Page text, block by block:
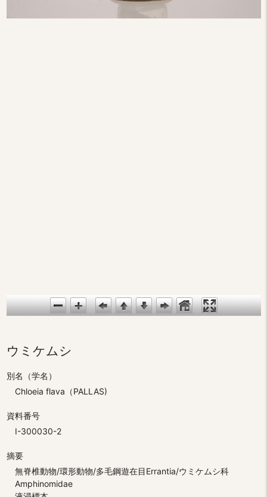
ウミケムシ
別名（学名）
Chloeia flava（PALLAS)
資料番号
I-300030-2
摘要
無脊椎動物/環形動物/多毛鋼遊在目Errantia/ウミケムシ科
Amphinomidae